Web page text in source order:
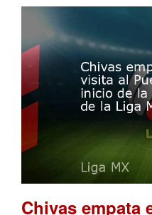
Chivas empata